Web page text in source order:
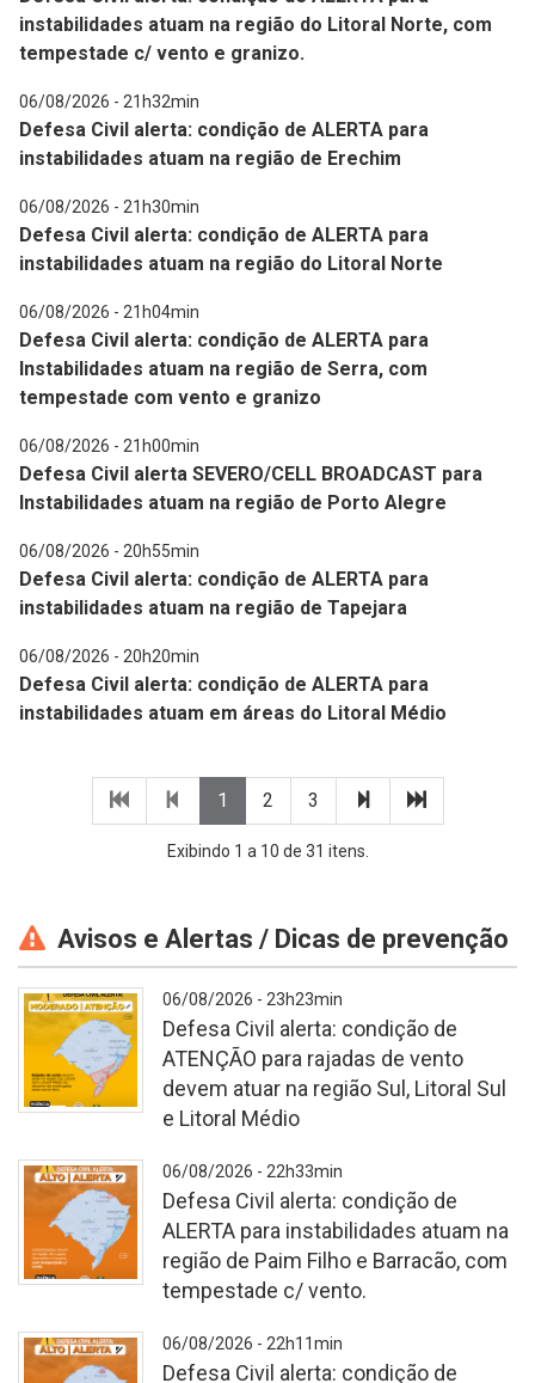
instabilidades atuam na região do Litoral Norte, com
tempestade c/ vento e granizo.
06/08/2026 - 21h32min
Defesa Civil alerta: condição de ALERTA para
instabilidades atuam na região de Erechim
06/08/2026 - 21h30min
Defesa Civil alerta: condição de ALERTA para
instabilidades atuam na região do Litoral Norte
06/08/2026 - 21h04min
Defesa Civil alerta: condição de ALERTA para
Instabilidades atuam na região de Serra, com
tempestade com vento e granizo
06/08/2026 - 21h00min
Defesa Civil alerta SEVERO/CELL BROADCAST para
Instabilidades atuam na região de Porto Alegre
06/08/2026 - 20h55min
Defesa Civil alerta: condição de ALERTA para
instabilidades atuam na região de Tapejara
06/08/2026 - 20h20min
Defesa Civil alerta: condição de ALERTA para
instabilidades atuam em áreas do Litoral Médio
Primeira
página
Página
anterior
1 (página
atual)
2(página
atual)
3 (página
atual)
Próxima
página
Última
página
Exibindo 1 a 10 de 31 itens.
Avisos e Alertas / Dicas de prevenção
Alertas
Comportamentos
padrão
08
012
06/08/2026 - 23h23min
Defesa Civil alerta: condição de
ATENÇÃO para rajadas de vento
devem atuar na região Sul, Litoral Sul
e Litoral Médio
Alertas
Comportamentos
06/08/2026 - 22h33min
Defesa Civil alerta: condição de
ALERTA para instabilidades atuam na
região de Paim Filho e Barracão, com
tempestade c/ vento.
06/08/2026 - 22h11min
Defesa Civil alerta: condição de